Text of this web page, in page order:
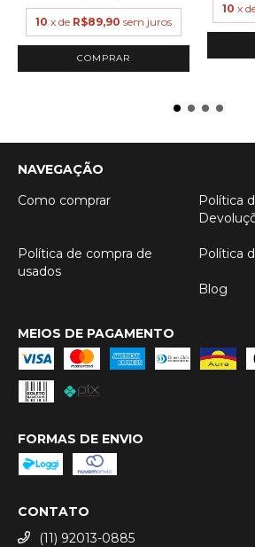
10 x de R$89,90 sem juros
COMPRAR
10 x
NAVEGAÇÃO
Como comprar
Política
Política de compra de
usados
Política
Blog
MEIOS DE PAGAMENTO
FORMAS DE ENVIO
CONTATO
(11) 92013-0885